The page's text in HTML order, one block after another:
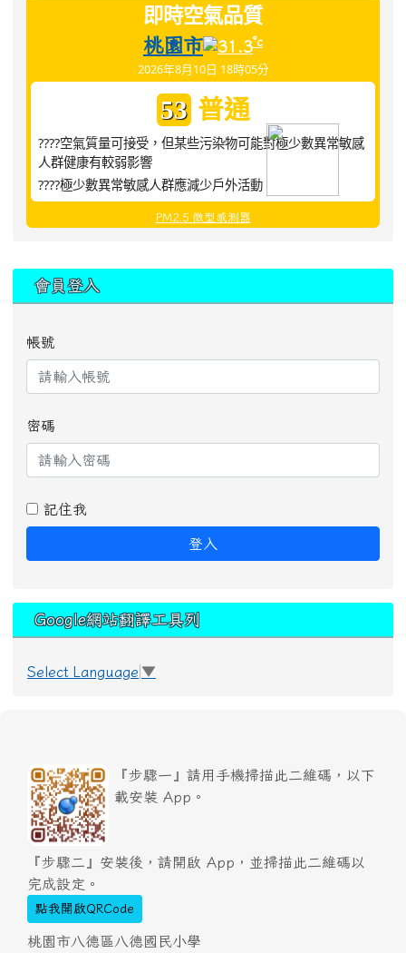
即時空氣品質
桃園市 31.3°c
2026年8月10日 18時05分
53 普通
????空氣質量可接受，但某些污染物可能對極少數異常敏感
人群健康有較弱影響
????極少數異常敏感人群應減少戶外活動
PM2.5 微型感測器
會員登入
帳號
密碼
記住我
登入
Google網站翻譯工具列
Select Language ▼
『步驟一』請用手機掃描此二維碼，以下
載安裝 App。
『步驟二』安裝後，請開啟 App，並掃描此二維碼以
完成設定。
點我開啟QRCode
桃園市八德區八德國民小學